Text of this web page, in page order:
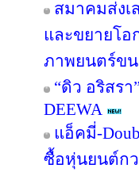
สมาคมส่งเ
และขยายโอ
ภาพยนตร์ขน
“ดิว อริสร
DEEWA
แอ็คมี่-
ซื้อหุ่นยนต์ก